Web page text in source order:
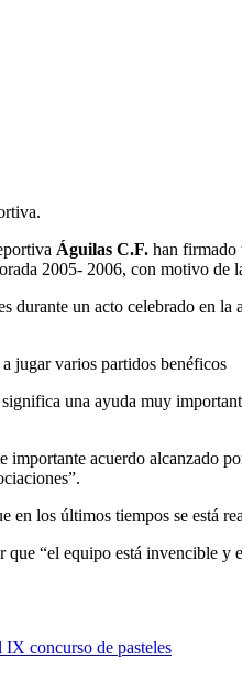
Águilas C.F. han firmado
2005- 2006, con motivo
durante un acto celebrado en
jugar varios partidos benéficos
una ayuda muy
importante acuerdo alcanzado
en los últimos tiempos se está
“el equipo está invencible y
IX concurso de pasteles